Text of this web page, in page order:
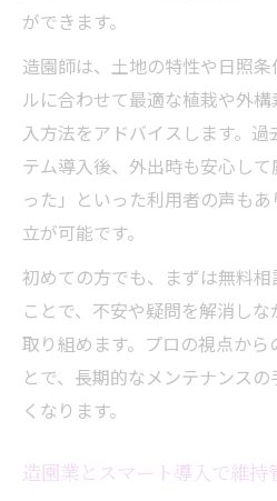
ができます。
造園師は、土地の特性や日照
ルに合わせて最適な植栽や外
入方法をアドバイスします。
テム導入後、外出時も安心し
った」といった利用者の声も
立が可能です。
初めての方でも、まずは無料
ことで、不安や疑問を解消し
取り組めます。プロの視点か
とで、長期的なメンテナンス
くなります。
造園業とスマート導入で維持